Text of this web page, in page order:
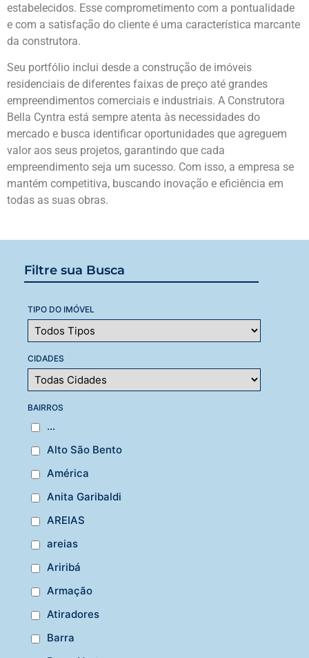
Filtre sua Busca
TIPO DO IMÓVEL
CIDADES
BAIRROS
...
Alto São Bento
América
Anita Garibaldi
AREIAS
areias
Ariribá
Armação
Atiradores
Barra
estabelecidos. Esse comprometimento com a pontualidade
e com a satisfação do cliente é uma característica marcante
da construtora.
Seu portfólio inclui desde a construção de imóveis
residenciais de diferentes faixas de preço até grandes
empreendimentos comerciais e industriais. A Construtora
Bella Cyntra está sempre atenta às necessidades do
mercado e busca identificar oportunidades que agreguem
valor aos seus projetos, garantindo que cada
empreendimento seja um sucesso. Com isso, a empresa se
mantém competitiva, buscando inovação e eficiência em
todas as suas obras.